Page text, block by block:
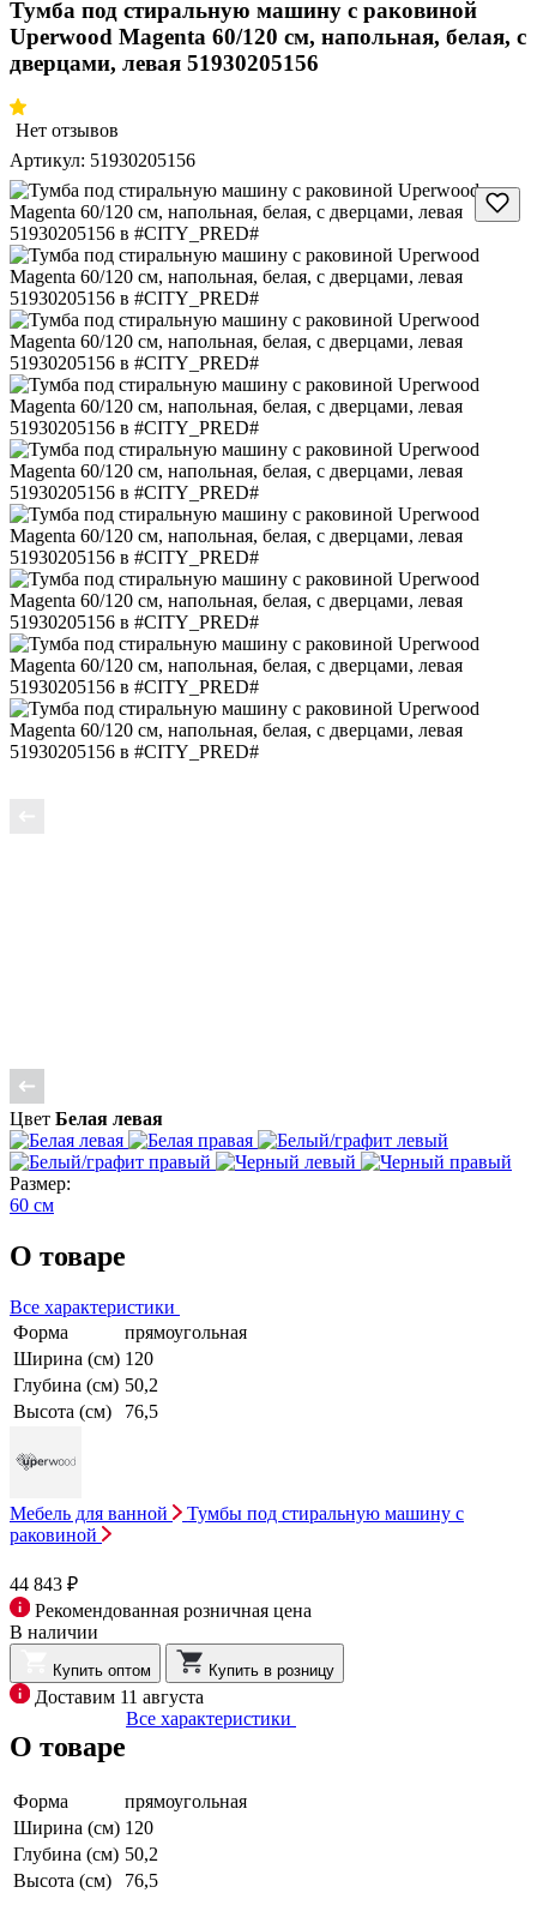
Тумба под стиральную машину с раковиной
Uperwood Magenta 60/120 см, напольная, белая, с
дверцами, левая 51930205156
Нет отзывов
Артикул: 51930205156
Цвет Белая левая
Размер:
60 см
О товаре
Все характеристики
Форма
прямоугольная
Ширина (см) 120
Глубина (см) 50,2
Высота (см)
76,5
Мебель для ванной
Тумбы под стиральную машину с
раковиной
44 843 ₽
Рекомендованная розничная цена
В наличии
Купить оптом Купить в розницу
Доставим 11 августа
О товаре
Все характеристики
Форма
прямоугольная
Ширина (см) 120
Глубина (см) 50,2
Высота (см)
76,5